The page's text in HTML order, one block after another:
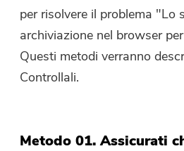
per risolvere il problema "Lo
archiviazione nel browser
Questi metodi verranno
Controllali.
Metodo 01. Assicurati